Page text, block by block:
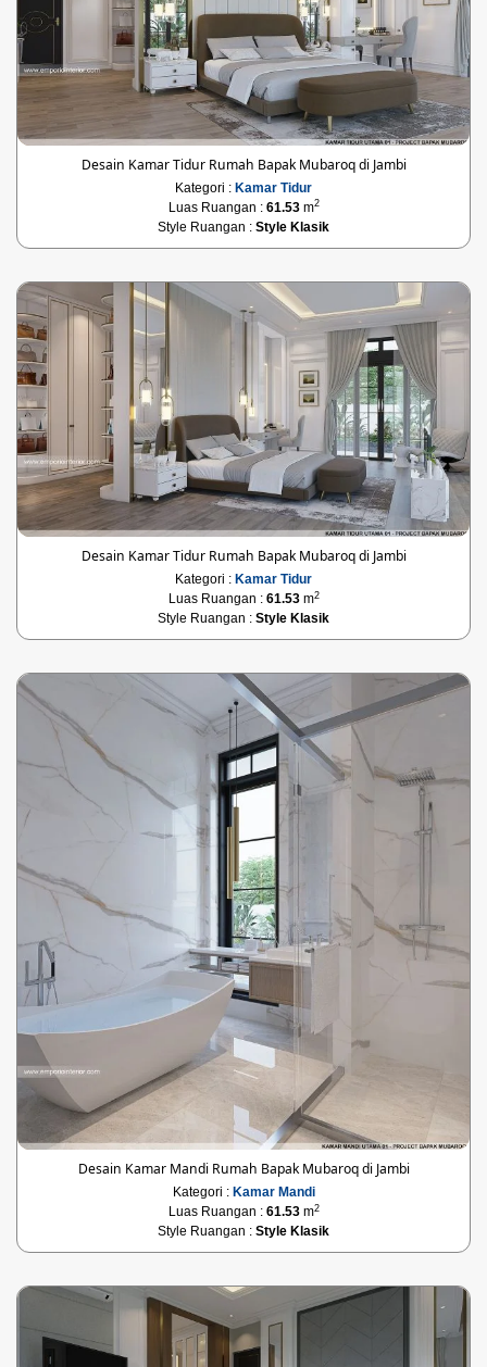
Desain Kamar Tidur Rumah Bapak Mubaroq di Jambi
Kategori : Kamar Tidur
Luas Ruangan : 61.53m2
Style Ruangan : Style Klasik
Desain Kamar Tidur Rumah Bapak Mubaroq di Jambi
Kategori : Kamar Tidur
Luas Ruangan : 61.53m2
Style Ruangan : Style Klasik
Desain Kamar Mandi Rumah Bapak Mubaroq di Jambi
Kategori : Kamar Mandi
Luas Ruangan : 61.53m2
Style Ruangan : Style Klasik